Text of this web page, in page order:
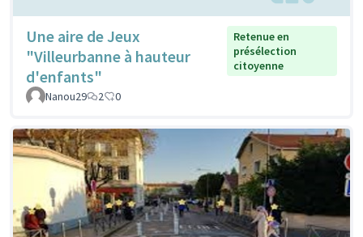
Une aire de Jeux
"Villeurbanne à hauteur
d'enfants"
Retenue en
présélection
citoyenne
Nanou29 2 0